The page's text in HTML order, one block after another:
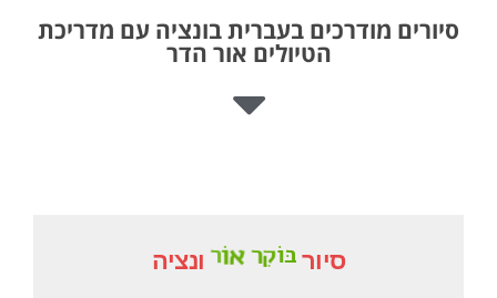
סיורים מודרכים בעברית בונציה עם מדריכת
הטיולים אור הדר
סיורבוקראורונציה